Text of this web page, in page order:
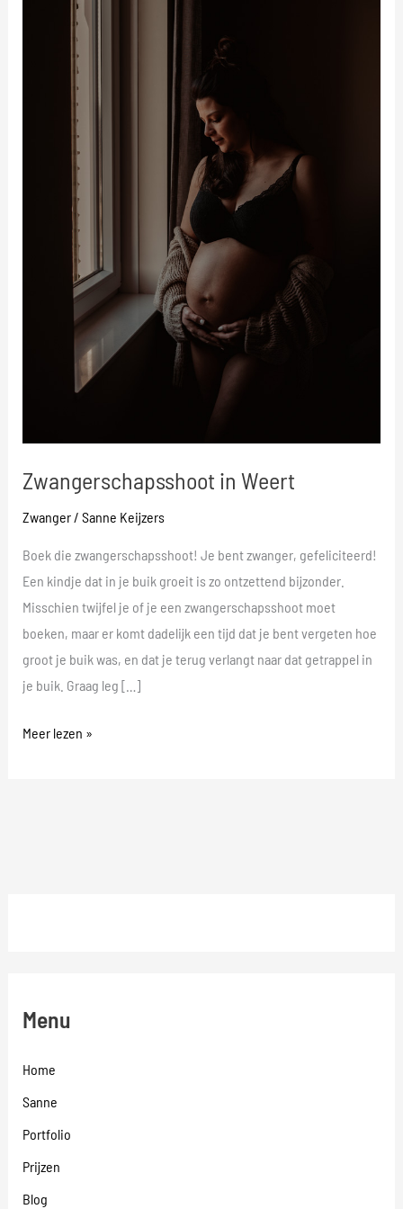
Zwangerschapsshoot in Weert
Zwanger/ Sanne Keijzers
Boek die zwangerschapsshoot! Je bent zwanger, gefeliciteerd!
Een kindje dat in je buik groeit is zo ontzettend bijzonder.
Misschien twijfel je of je een zwangerschapsshoot moet
boeken, maar er komt dadelijk een tijd dat je bent vergeten hoe
groot je buik was, en dat je terug verlangt naar dat getrappel in
je buik. Graag leg […]
Meer lezen »
Menu
Home
Sanne
Portfolio
Prijzen
Blog